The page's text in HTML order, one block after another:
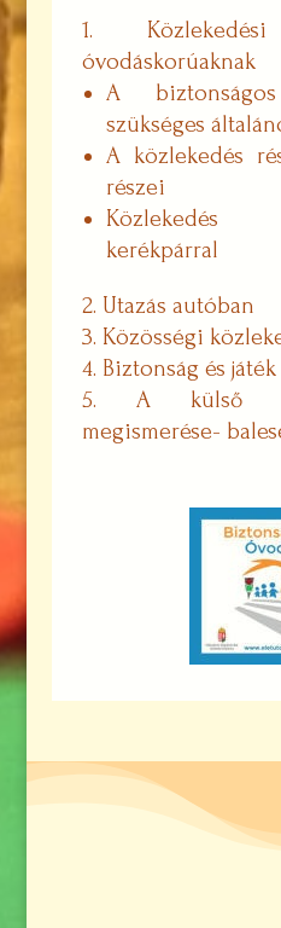
óvodáskorúaknak
A
szükséges
A közlekedés
részei
Közlekedés
kerékpárral
Utazás autóban
Közösségi
Biztonság és játék
A külső
megismerése-